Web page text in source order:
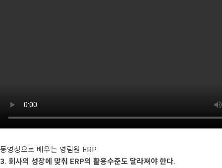
동영상으로 배우는 영림원 ERP
3. 회사의 성장에 맞춰 ERP의 활용수준도 달라져야 한다.